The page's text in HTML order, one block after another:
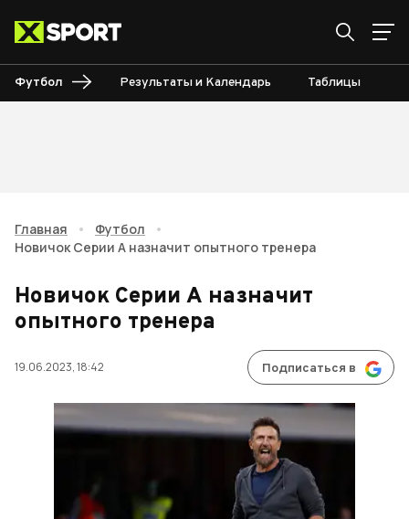
Футбол Результаты и Календарь Таблицы
Главная • Футбол
•
Новичок Серии А назначит опытного тренера
Новичок Серии А назначит
опытного тренера
19.06.2023, 18:42 Подписаться в